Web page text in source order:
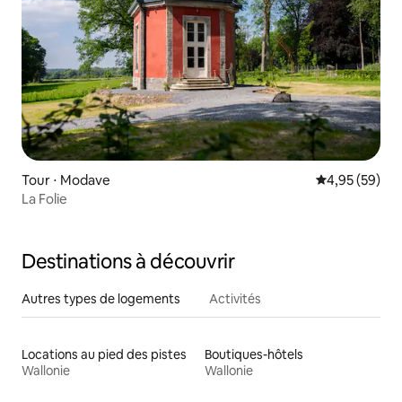
Tour ⋅ Modave Évaluation
4,95 (59)
La Folie
Destinations à découvrir
Autres types de logements Activités
Locations au pied des pistes
Wallonie
Boutiques-hôtels
Wallonie